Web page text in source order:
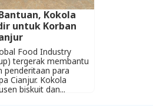
Kokola
untuk Korban
Food Industry
tergerak membantu
penderitaan para
Cianjur. Kokola
biskuit dan...